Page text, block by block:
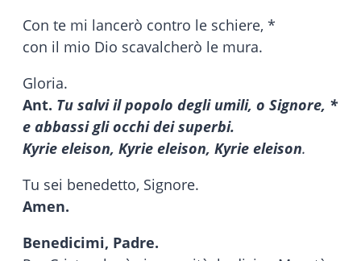
Con te mi lancerò contro le schiere, *
con il mio Dio scavalcherò le mura.
Gloria.
Ant. Tu salvi il popolo degli umili, o Signore, *
e abbassi gli occhi dei superbi.
Kyrie eleison, Kyrie eleison, Kyrie eleison.
Tu sei benedetto, Signore.
Amen.
Benedicimi, Padre.